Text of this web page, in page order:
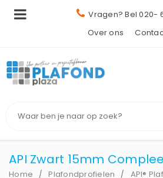
Vragen? Bel 020-
Over ons
API Zwart 15mm
Home / Plafondprofielen / API®